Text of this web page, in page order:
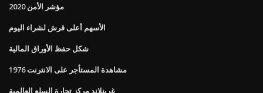
مؤشر الأمن 2020
الأسهم أعلى قرش لشراء اليوم
شكل حفظ الأوراق المالية
مشاهدة المستأجر على الانترنت 1976
غرينلاند مركز تجارة السلع العالمية